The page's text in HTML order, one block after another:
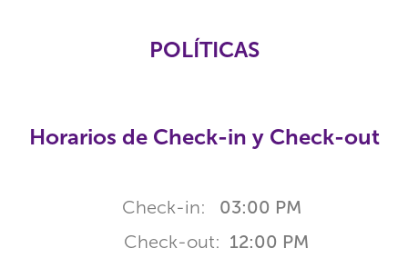
POLÍTICAS
Horarios de Check-in y Check-out
Check-in: 03:00 PM
Check-out: 12:00 PM